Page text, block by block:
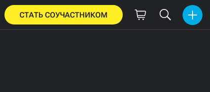
СТАТЬ СОУЧАСТНИКОМ